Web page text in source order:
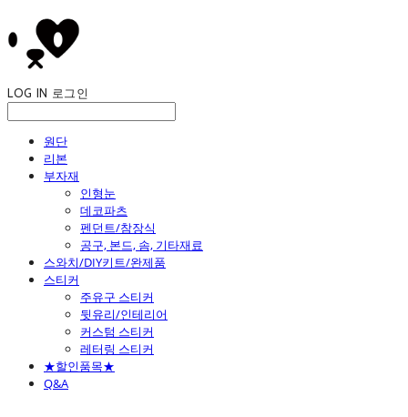
LOG IN 로그인
원단
리본
부자재
인형눈
데코파츠
펜던트/참장식
공구, 본드, 솜, 기타재료
스와치/DIY키트/완제품
스티커
주유구 스티커
뒷유리/인테리어
커스텀 스티커
레터링 스티커
★할인품목★
Q&A